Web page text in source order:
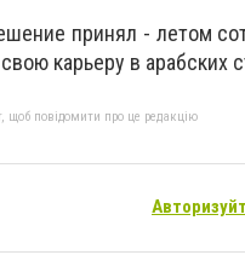
принял - летом
карьеру в арабских
щоб повідомити про це редакцію